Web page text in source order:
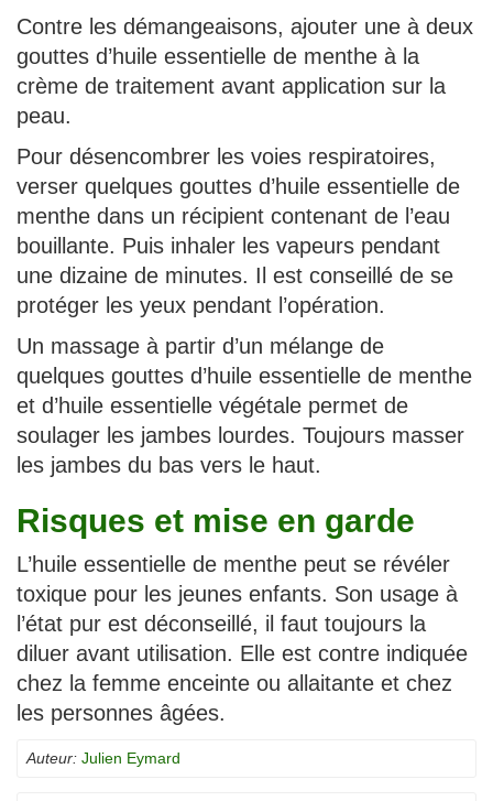
Contre les démangeaisons, ajouter une à deux
gouttes d’huile essentielle de menthe à la
crème de traitement avant application sur la
peau.
Pour désencombrer les voies respiratoires,
verser quelques gouttes d’huile essentielle de
menthe dans un récipient contenant de l’eau
bouillante. Puis inhaler les vapeurs pendant
une dizaine de minutes. Il est conseillé de se
protéger les yeux pendant l’opération.
Un massage à partir d’un mélange de
quelques gouttes d’huile essentielle de menthe
et d’huile essentielle végétale permet de
soulager les jambes lourdes. Toujours masser
les jambes du bas vers le haut.
Risques et mise en garde
L’huile essentielle de menthe peut se révéler
toxique pour les jeunes enfants. Son usage à
l’état pur est déconseillé, il faut toujours la
diluer avant utilisation. Elle est contre indiquée
chez la femme enceinte ou allaitante et chez
les personnes âgées.
Auteur: Julien Eymard